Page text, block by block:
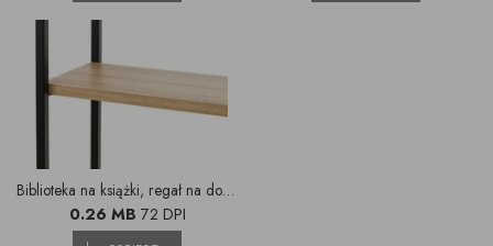
Biblioteka na książki, regał na dokumenty (5)
0.26 MB 72 DPI